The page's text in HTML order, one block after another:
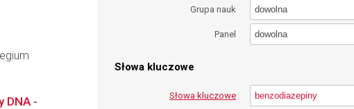
Grupa nauk dowolna
Panel dowolna
Słowa kluczowe
Słowa kluczowe
DNA -